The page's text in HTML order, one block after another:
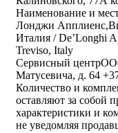
Наименование и
Лонджи
Италия / De’Longhi
Treviso, Italy
Cервисный центр
Матусевича, д. 64
Количество и
оставляют за собой
характеристики и
не уведомляя